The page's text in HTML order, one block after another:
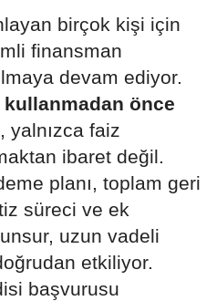
birçok kişi için
finansman
devam ediyor.
önce
, yalnızca faiz
ibaret değil.
planı, toplam geri
süreci ve ek
uzun vadeli
etkiliyor.
başvurusu